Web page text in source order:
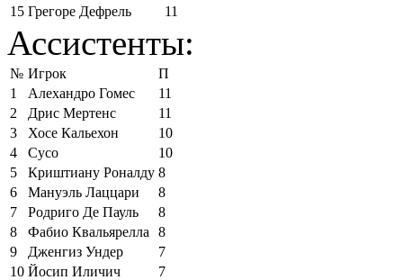
15 Грегоре Дефрель 11
Ассистенты:
№ Игрок
П
1
Алехандро Гомес
11
2
Дрис Мертенс
11
3
Хосе Кальехон
10
4
Сусо
10
5
Криштиану Роналду 8
6
Мануэль Лаццари
8
7
Родриго Де Пауль
8
8
Фабио Квальярелла
8
9
Дженгиз Ундер
7
10 Йосип Иличич
7